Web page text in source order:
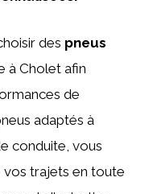
des pneus
à Cholet afin
de
adaptés à
conduite, vous
trajets en toute